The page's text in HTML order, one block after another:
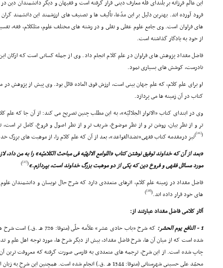
این عالم فرزانه بر بلنداى قلّه معارف دینى قرار گرفته است و فقیهان و دیگر دانشمندان دین در
فرود آورده اند. بهترین دلیل بر این مدّعا، تألیف ها و تصنیف هاى ارزشمند این دانشمند
هاى فراوان است. وى جامع علوم عقلى و نقلى و در رشته هاى مختلف علوم، مثلکلام، فقه،
از خود به یادگار گذاشته است.
فاضل مقداد پژوهش هاى فراوان در علم کلام انجام داد. وى از جمله کسانى است که ارکان این
نادرست، کوشش هاى بسیارى نمود.
او براى علم کلام، که علم جهان بینى است، ارزش فوق العاده قائل بود. وى پیش از پژوهش
کتاب در آن زمینه ها مى پردازد.
وى در ابتداى کتاب «الانوار الجلالیّه»، به این مطلب چنین تصریح مى کند: از آن جا که علم
تر و از نظر بیان، روشن تر و از نظر موضوع، شریف تر و از نظر اصول و فروع، کامل تر
(
[26]
)نیز درمقدمه کتاب فقهى«نضدالقواعد»، بعد از آن که علم کلام را، از موهبت هاى بزرگ
«بعد از آن که خداوند توفیق نوشتن کتاب «اللوامع الالهیّه فى مباحث الکلامیّه» را به من داد،
مورد مسائل فقهى و فروع دین که یکى از دو موهبت بزرگ خداوند است، بپردازم.»(
[27]
)
فاضل مقداد در زمینه علم کلام، اثرهاى متعددى دارد که شرح حال نویسان و دانشمندان
هاى خود قرار داده اند.(
[28]
)
آثار کلامى فاضل مقداد عبارتند از:
1 - النافع یوم الحشر:
که شرح «باب حادى عشر» علاّمه
شده است که از میان آن ها، شرح فاضل مقداد، بیش از دیگر شرح ها، مورد توجه اهل علم و
چاپ شده است. از این شرح، ترجمه هاى متعددى به فارسى صورت گرفته که معروفت ترین آن